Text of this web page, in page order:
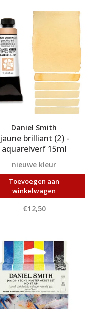
Daniel Smith
jaune brilliant (2) -
aquarelverf 15ml
nieuwe kleur
Toevoegen aan
winkelwagen
€12,50